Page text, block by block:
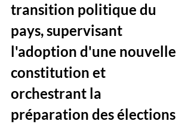
transition politique du
pays, supervisant
l'adoption d'une nouvelle
constitution et
orchestrant la
préparation des élections